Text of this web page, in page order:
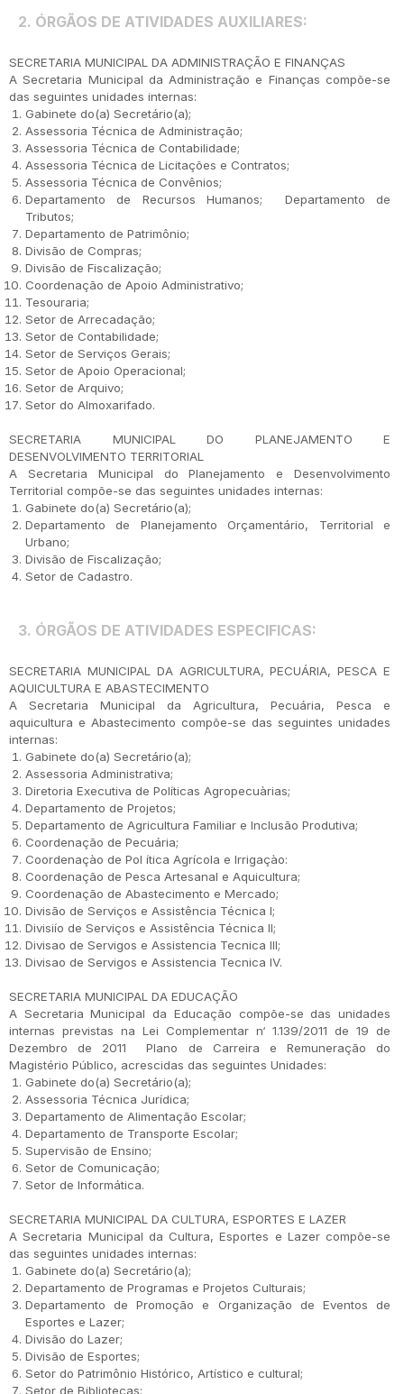
2. ÓRGÃOS DE ATIVIDADES AUXILIARES:
SECRETARIA MUNICIPAL DA ADMINISTRAÇÃO E FINANÇAS
A Secretaria Municipal da Administração e Finanças compõe-se
das seguintes unidades internas:
Gabinete do(a) Secretário(a);
Assessoria Técnica de Administração;
Assessoria Técnica de Contabilidade;
Assessoria Técnica de Licitações e Contratos;
Assessoria Técnica de Convênios;
Departamento de Recursos Humanos; Departamento de
Tributos;
Departamento de Patrimônio;
Divisão de Compras;
Divisão de Fiscalização;
Coordenação de Apoio Administrativo;
Tesouraria;
Setor de Arrecadação;
Setor de Contabilidade;
Setor de Serviços Gerais;
Setor de Apoio Operacional;
Setor de Arquivo;
Setor do Almoxarifado.
SECRETARIA MUNICIPAL DO PLANEJAMENTO E
DESENVOLVIMENTO TERRITORIAL
A Secretaria Municipal do Planejamento e Desenvolvimento
Territorial compõe-se das seguintes unidades internas:
Gabinete do(a) Secretário(a);
Departamento de Planejamento Orçamentário, Territorial e
Urbano;
Divisão de Fiscalização;
Setor de Cadastro.
3. ÓRGÃOS DE ATIVIDADES ESPECIFICAS:
SECRETARIA MUNICIPAL DA AGRICULTURA, PECUÁRIA, PESCA E
AQUICULTURA E ABASTECIMENTO
A Secretaria Municipal da Agricultura, Pecuária, Pesca e
aquicultura e Abastecimento compõe-se das seguintes unidades
internas:
Gabinete do(a) Secretário(a);
Assessoria Administrativa;
Diretoria Executiva de Políticas Agropecuàrias;
Departamento de Projetos;
Departamento de Agricultura Familiar e Inclusão Produtiva;
Coordenação de Pecuária;
Coordenaçào de Pol ítica Agrícola e Irrigaçào:
Coordenação de Pesca Artesanal e Aquicultura;
Coordenação de Abastecimento e Mercado;
Divisão de Serviços e Assistência Técnica I;
Divisiío de Serviços e Assistência Técnica II;
Divisao de Servigos e Assistencia Tecnica III;
Divisao de Servigos e Assistencia Tecnica IV.
SECRETARIA MUNICIPAL DA EDUCAÇÃO
A Secretaria Municipal da Educação compõe-se das unidades
internas previstas na Lei Complementar n‘ 1.139/2011 de 19 de
Dezembro de 2011 Plano de Carreira e Remuneração do
Magistério Público, acrescidas das seguintes Unidades:
Gabinete do(a) Secretário(a);
Assessoria Técnica Jurídica;
Departamento de Alimentação Escolar;
Departamento de Transporte Escolar;
Supervisão de Ensino;
Setor de Comunicação;
Setor de Informática.
SECRETARIA MUNICIPAL DA CULTURA, ESPORTES E LAZER
A Secretaria Municipal da Cultura, Esportes e Lazer compõe-se
das seguintes unidades internas:
Gabinete do(a) Secretário(a);
Departamento de Programas e Projetos Culturais;
Departamento de Promoção e Organização de Eventos de
Esportes e Lazer;
Divisão do Lazer;
Divisão de Esportes;
Setor do Patrimônio Histórico, Artístico e cultural;
Setor de Bibliotecas;